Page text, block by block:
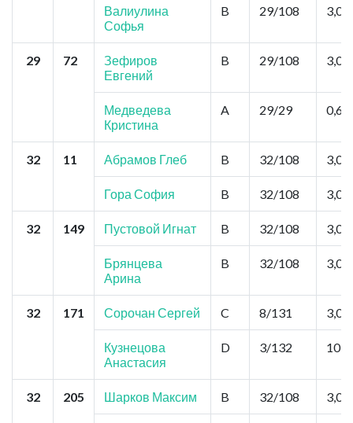
Валиулина
Софья
B 29/108 3,0
29 72
Зефиров
Евгений
B 29/108 3,0
Медведева
Кристина
A 29/29 0,6
32 11 Абрамов Глеб B 32/108 3,0
Гора София B 32/108 3,0
32 149 Пустовой Игнат B 32/108 3,0
Брянцева
Арина
B 32/108 3,0
32 171 Сорочан Сергей C 8/131 3,0
Кузнецова
Анастасия
D 3/132 10,5
32 205 Шарков Максим B 32/108 3,0